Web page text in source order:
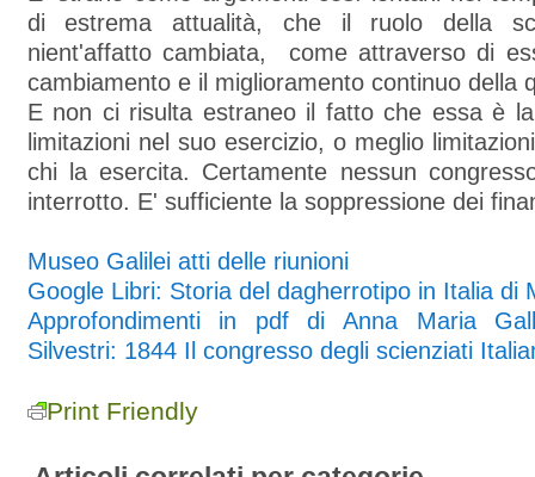
di estrema attualità, che il ruolo della
nient'affatto cambiata, come attraverso di
cambiamento e il miglioramento continuo della
E non ci risulta estraneo il fatto che essa è
limitazioni nel suo esercizio, o meglio
chi la esercita. Certamente nessun
interrotto. E' sufficiente la soppressione dei
Museo Galilei atti delle riunioni
Google Libri: Storia del dagherrotipo in Italia di
Approfondimenti in pdf di Anna Maria
Silvestri: 1844 Il congresso degli scienziati
Print Friendly